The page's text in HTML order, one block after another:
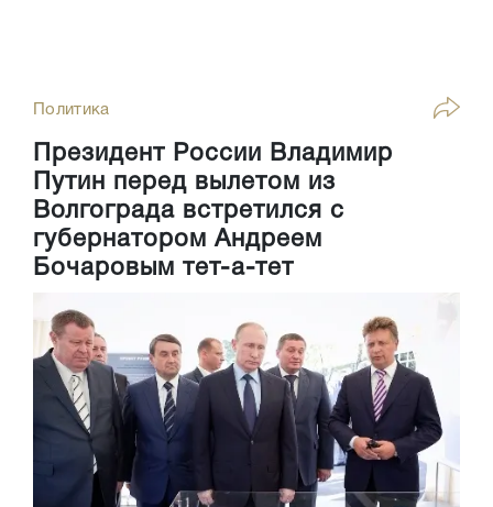
Политика
Президент России Владимир
Путин перед вылетом из
Волгограда встретился с
губернатором Андреем
Бочаровым тет-а-тет